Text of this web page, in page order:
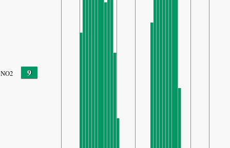
NO2 9